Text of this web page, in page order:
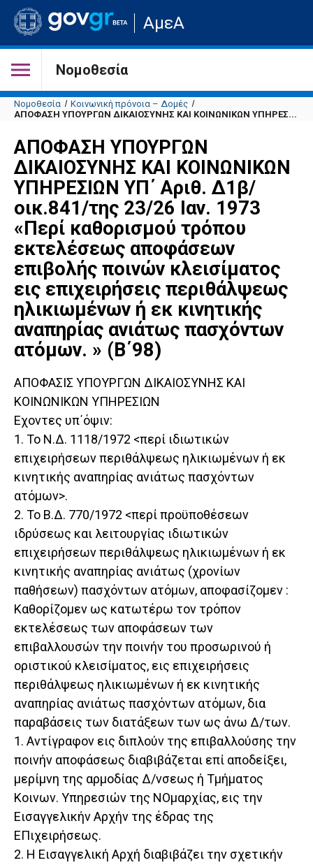
Μετάβαση
στην
σελίδα
του
ΑμεΑ
Νομοθεσία
Νομοθεσία
Κοινωνική πρόνοια – Δομές
ΑΠΟΦΑΣΗ ΥΠΟΥΡΓΩΝ ΔΙΚΑΙΟΣΥΝΗΣ ΚΑΙ ΚΟΙΝΩΝΙΚΩΝ ΥΠΗΡΕΣ...
ΑΠΟΦΑΣΗ ΥΠΟΥΡΓΩΝ
ΔΙΚΑΙΟΣΥΝΗΣ ΚΑΙ ΚΟΙΝΩΝΙΚΩΝ
ΥΠΗΡΕΣΙΩΝ ΥΠ΄ Αριθ. Δ1β/
οικ.841/της 23/26 Ιαν. 1973
«Περί καθορισμού τρόπου
εκτελέσεως αποφάσεων
επιβολής ποινών κλεισίματος
εις επιχειρήσεις περιθάλψεως
ηλικιωμένων ή εκ κινητικής
αναπηρίας ανιάτως πασχόντων
ατόμων. » (Β΄98)
ΑΠΟΦΑΣΙΣ ΥΠΟΥΡΓΩΝ ΔΙΚΑΙΟΣΥΝΗΣ ΚΑΙ
ΚΟΙΝΩΝΙΚΩΝ ΥΠΗΡΕΣΙΩΝ
Εχοντες υπ΄όψιν:
1. Το Ν.Δ. 1118/1972 <περί ιδιωτικών
επιχειρήσεων περιθάλψεως ηλικιωμένων ή εκ
κινητικής αναπηρίας ανιάτως πασχόντων
ατόμων>.
2. Το Β.Δ. 770/1972 <περί προϋποθέσεων
ιδρύσεως και λειτουργίας ιδιωτικών
επιχειρήσεων περιθάλψεως ηλικιωμένων ή εκ
κινητικής αναπηρίας ανιάτως (χρονίων
παθήσεων) πασχόντων ατόμων, αποφασίζομεν :
Καθορίζομεν ως κατωτέρω τον τρόπον
εκτελέσεως των αποφάσεων των
επιβαλλουσών την ποινήν του προσωρινού ή
οριστικού κλεισίματος, εις επιχειρήσεις
περιθάλψεως ηλικιωμένων ή εκ κινητικής
αναπηρίας ανιάτως πασχόντων ατόμων, δια
παραβάσεις των διατάξεων των ως άνω Δ/των.
1. Αντίγραφον εις διπλούν της επιβαλλούσης την
ποινήν αποφάσεως διαβιβάζεται επί αποδείξει,
μερίμνη της αρμοδίας Δ/νσεως ή Τμήματος
Κοινων. Υπηρεσιών της ΝΟμαρχίας, εις την
Εισαγγελικήν Αρχήν της έδρας της
ΕΠιχειρήσεως.
2. Η Εισαγγελική Αρχή διαβιβάζει την σχετικήν